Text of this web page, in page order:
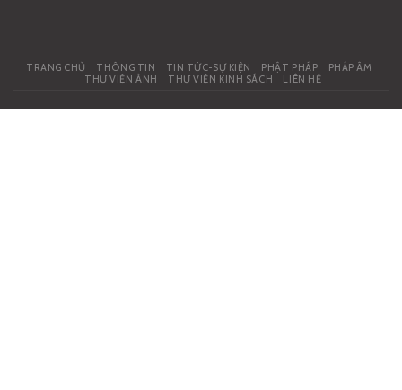
TRANG CHỦ THÔNG TIN TIN TỨC-SỰ KIỆN PHẬT PHÁP
PHÁP ÂM
THƯ VIỆN ẢNH
THƯ VIỆN KINH SÁCH LIÊN HỆ